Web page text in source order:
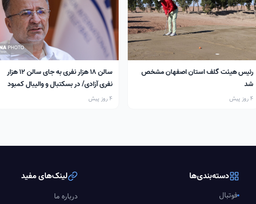
رئیس هیئت گلف استان اصفهان مشخص
شد
4 روز پیش
سالن ۱۸ هزار نفری به جای سالن ۱۲ هزار
نفری آزادی/ در بسکتبال و والیبال کمبود
سالن داریم
4 روز پیش
دسته‌بندی‌ها
فوتبال
لینک‌های مفید
درباره ما